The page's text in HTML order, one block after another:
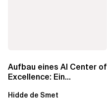
Aufbau eines AI Center of
Excellence: Ein
für...
Hidde de Smet